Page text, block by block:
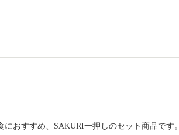
おすすめ、SAKURI一押しのセット商品です。